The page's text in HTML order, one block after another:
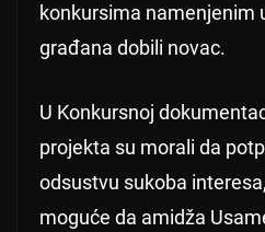
konkursima namenjenim
građana dobili novac.
U Konkursnoj
projekta su morali da
odsustvu sukoba
moguće da amidža